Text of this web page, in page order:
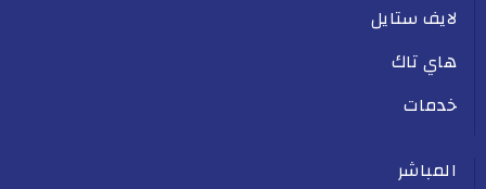
لايف ستايل
هاي تاك
خدمات
المباشر